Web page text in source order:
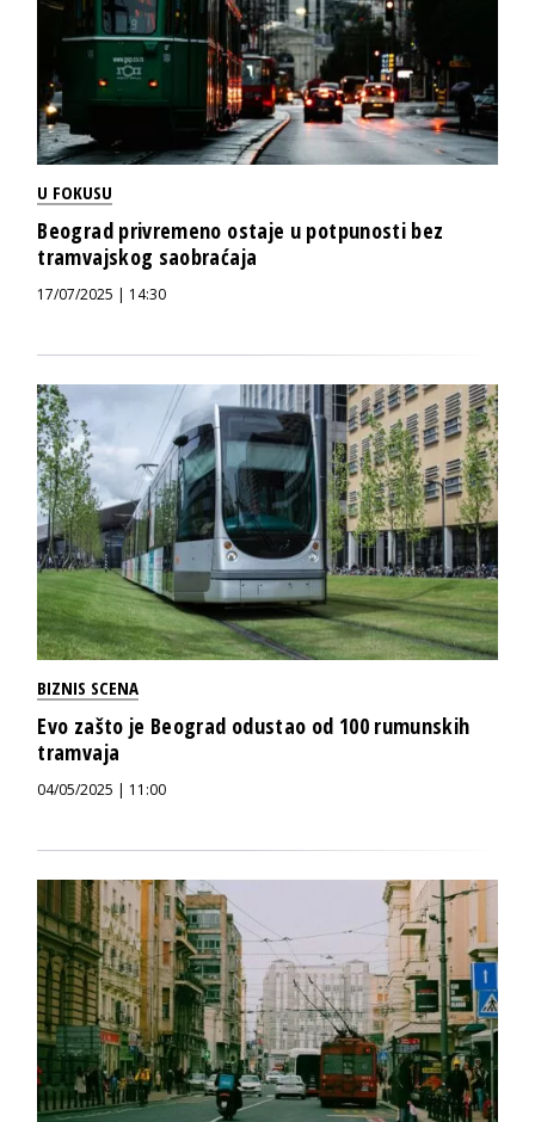
U FOKUSU
Beograd privremeno ostaje u potpunosti bez
tramvajskog saobraćaja
17/07/2025 | 14:30
BIZNIS SCENA
Evo zašto je Beograd odustao od 100 rumunskih
tramvaja
04/05/2025 | 11:00